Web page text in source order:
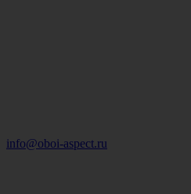
info@oboi-aspect.ru